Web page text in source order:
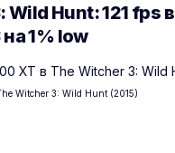
Hunt: 121 fps в
1% low
Witcher 3: Wild Hunt (2015)